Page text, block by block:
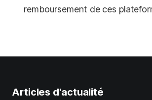
remboursement de ces
Articles d'actualité